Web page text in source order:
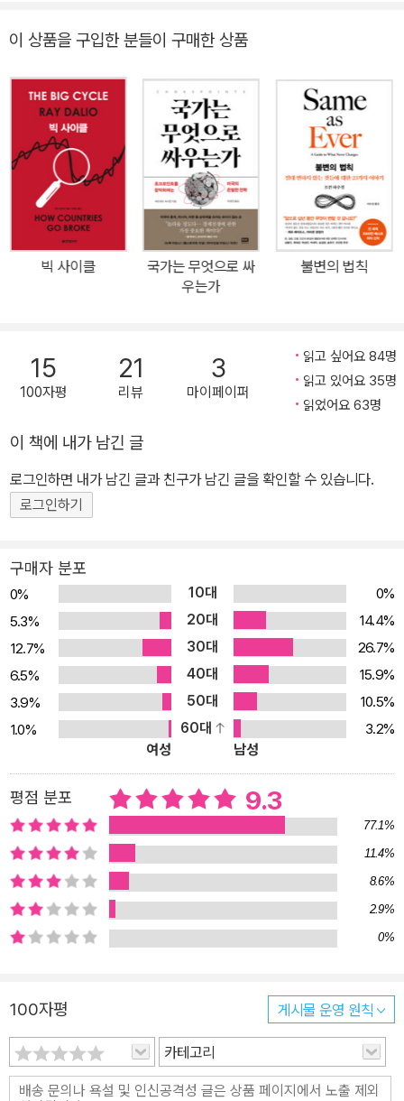
어떻게 대응해야 할지를 알려준다. 그의 새로운 책《변화하는 세계 질
서》는 끊임없이 변화하는 세계 질서에 대처하기 위한 레이 달리오만
의 원칙들을 담았다. 최근 올라온 《변화하는 세계 질서》를 요약한 유
튜브 영상은 조회수 1,219만 회를 넘기며 많은 독자들의 관심을 증명
했다. 우리의 삶을 뒤흔들 ‘빅 사이클’은 지금도 굴러가고 있다! 레이
달리오는 몇 년 전, 자신이 처음 겪는 일련의 거대한 현상들이 전개되
고 있음을 느꼈다. 물론 과거에는 여러 번 발생했던 일이었겠지만, 그
에게는 첫 번째 경험이었다. 첫째, 막대한 빚과 제로금리로 전 세계 3
대 기축통화국이 엄청난 양의 화폐를 발행했다. 둘째, 지난 100년간
발생한 빈부 격차, 정치적 가치관의 양극화 때문에 국가별로 심각한
경험은 레이 달리오가 반복되는 ‘빅 사이클’을 연구하도록 만들었다.
그리고 이 빅 사이클은 지금도 굴러가고 있다. 이제 세계는 다음 스텝
을 향해 간다. 미국은 미루고 미루던 금리 인상을 시작했다. 이는 전
국의 금리 인상으로 투자와 수출 증가세가 둔화되고, 국내 금리 인상
에도 가속도가 붙어 부동산, 주식 등에 투자한 사람들의 이자 상환 부
담이 가중되며, 코로나로 힘들어진 자영업자들을 더 괴롭게 만들 것
복되어 왔다. 하지만 사람들은 자신이 직접 겪지 않은 일을 구체적으
로 상상하기 어렵다. 일정한 패턴에 의해 역사가 반복된다는 것을 알
면서도, 자신이 살아 있는 동안 그런 일이 정말 일어날 것이라고는 생
각하기 어려운 것이다. 그래서 과거를 공부했다면 절대 할 수 없는 선
택과 투자를 하게 된다. 예를 들어, 대공황과 제2차 세계대전을 겪은
우리의 아버지 세대는 전후 경제 호황을 예상하지 못했다. 경험해보
지 못했기 때문이다. 그분들에게는 돈을 빌리거나 어렵게 번 돈을 주
식시장에 투자하는 것은 상상할 수도 없는 일이었다. 그래서 그들이
지로 그 후 채무로 일군 호황만 알고 불경기와 전쟁을 경험해보지 못
한 사람이 많은 돈을 빌려 투자하면서 불황이나 전쟁은 발생하지 않
을 거라고 생각하는 것도 이해할 수 있다. _서문 중 레이 달리오는 실
패하지 않는 선택과 투자를 위해서는 반복되는 패턴을 파악해야 한다
는 사실을 깨달았다. 그는 지난 500년 동안 모든 부와 권력의 근저에
서 반복되는 전 세계 주요 국가의 경제적, 정치적, 역사적 패턴과 원
변화하면 사람들의 삶이 큰 폭으로 변화한다. 이 변화는 끔찍할 수도
있고, 환상적일 수도 있다. 확실한 것은 어떤 변화든 삶을 뒤흔들 변화
는 앞으로도 발생한다는 것이다. 하지만 대부분의 사람들은 이를 간
과하고 있다. 빅 사이클은 1) 창의성과 생산성이 증가하고 생활 수준
이 상품을 구입한 분들이 구매한 상품
빅 사이클
국가는 무엇으로 싸
우는가
불변의 법칙
15
100자평
21
리뷰
3
마이페이퍼
읽고 싶어요 84명
읽고 있어요 35명
읽었어요 63명
이 책에 내가 남긴 글
로그인하면 내가 남긴 글과 친구가 남긴 글을 확인할 수 있습니다.
로그인하기
구매자 분포
0% 10대
0%
5.3%
20대
14.4%
12.7%
30대
26.7%
6.5%
40대
15.9%
3.9%
50대
10.5%
1.0%
60대
3.2%
여성
남성
평점 분포 9.3
77.1%
11.4%
8.6%
2.9%
0%
100자평 게시물 운영 원칙
카테고리